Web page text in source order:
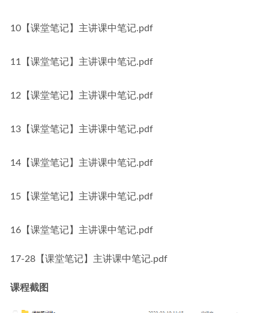
10【课堂笔记】主讲课中笔记.pdf
11【课堂笔记】主讲课中笔记.pdf
12【课堂笔记】主讲课中笔记.pdf
13【课堂笔记】主讲课中笔记.pdf
14【课堂笔记】主讲课中笔记.pdf
15【课堂笔记】主讲课中笔记.pdf
16【课堂笔记】主讲课中笔记.pdf
17-28【课堂笔记】主讲课中笔记.pdf
课程截图